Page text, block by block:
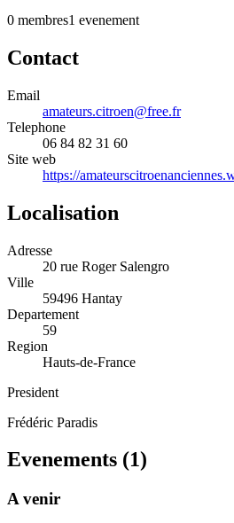
0 membres1 evenement
Contact
Email
amateurs.citroen@free.fr
Telephone
06 84 82 31 60
Site web
https://
Localisation
Adresse
20 rue Roger Salengro
Ville
59496 Hantay
Departement
59
Region
Hauts-de-France
President
Frédéric Paradis
Evenements (1)
A venir